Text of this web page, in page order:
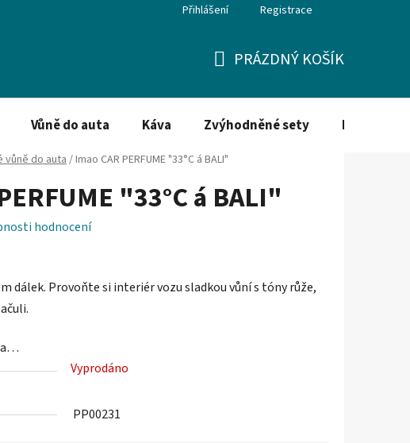
Přihlášení Registrace
KOŠÍK
PRÁZDNÝ KOŠÍK
Vůně do auta Káva Zvýhodněné sety Dezinfekce
vůně do auta/Imao CAR PERFUME "33°C á BALI"
"33°C á BALI"
hodnocení
dálek. Provoňte si interiér vozu sladkou vůní s tóny růže,
Vyprodáno
PP00231